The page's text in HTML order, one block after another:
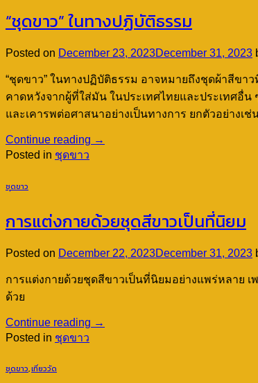
“ชุดขาว” ในทางปฏิบัติธรรม
Posted on December 23, 2023December 31, 2023
“ชุดขาว” ในทางปฏิบัติธรรม อาจหมายถึงชุดผ้าสีข
คาดหวังจากผู้ที่ใส่มัน ในประเทศไทยและประเทศอื่
และเคารพต่อศาสนาอย่างเป็นทางการ ยกตัวอย่าง
Continue reading →
Posted in ชุดขาว
ชุดขาว
การแต่งกายด้วยชุดสีขาวเป็นที่นิยม
Posted on December 22, 2023December 31, 2023
การแต่งกายด้วยชุดสีขาวเป็นที่นิยมอย่างแพร่หลาย
ด้วย
Continue reading →
Posted in ชุดขาว
ชุดขาว,เที่ยววัด